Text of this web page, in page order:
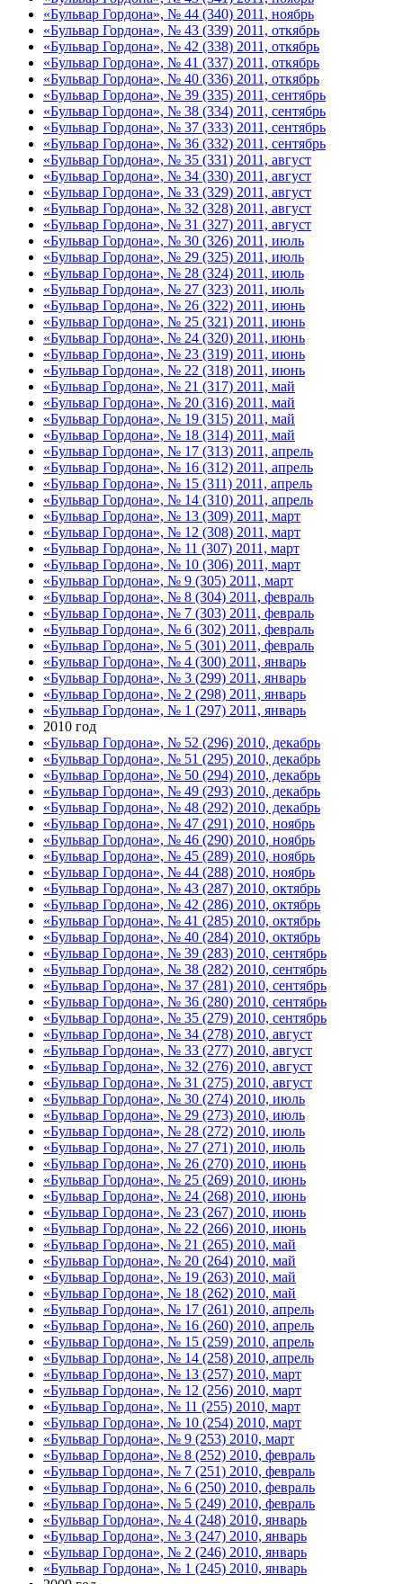
«Бульвар Гордона», № 44 (340) 2011, ноябрь
«Бульвар Гордона», № 43 (339) 2011, откябрь
«Бульвар Гордона», № 42 (338) 2011, откябрь
«Бульвар Гордона», № 41 (337) 2011, откябрь
«Бульвар Гордона», № 40 (336) 2011, откябрь
«Бульвар Гордона», № 39 (335) 2011, сентябрь
«Бульвар Гордона», № 38 (334) 2011, сентябрь
«Бульвар Гордона», № 37 (333) 2011, сентябрь
«Бульвар Гордона», № 36 (332) 2011, сентябрь
«Бульвар Гордона», № 35 (331) 2011, август
«Бульвар Гордона», № 34 (330) 2011, август
«Бульвар Гордона», № 33 (329) 2011, август
«Бульвар Гордона», № 32 (328) 2011, август
«Бульвар Гордона», № 31 (327) 2011, август
«Бульвар Гордона», № 30 (326) 2011, июль
«Бульвар Гордона», № 29 (325) 2011, июль
«Бульвар Гордона», № 28 (324) 2011, июль
«Бульвар Гордона», № 27 (323) 2011, июль
«Бульвар Гордона», № 26 (322) 2011, июнь
«Бульвар Гордона», № 25 (321) 2011, июнь
«Бульвар Гордона», № 24 (320) 2011, июнь
«Бульвар Гордона», № 23 (319) 2011, июнь
«Бульвар Гордона», № 22 (318) 2011, июнь
«Бульвар Гордона», № 21 (317) 2011, май
«Бульвар Гордона», № 20 (316) 2011, май
«Бульвар Гордона», № 19 (315) 2011, май
«Бульвар Гордона», № 18 (314) 2011, май
«Бульвар Гордона», № 17 (313) 2011, апрель
«Бульвар Гордона», № 16 (312) 2011, апрель
«Бульвар Гордона», № 15 (311) 2011, апрель
«Бульвар Гордона», № 14 (310) 2011, апрель
«Бульвар Гордона», № 13 (309) 2011, март
«Бульвар Гордона», № 12 (308) 2011, март
«Бульвар Гордона», № 11 (307) 2011, март
«Бульвар Гордона», № 10 (306) 2011, март
«Бульвар Гордона», № 9 (305) 2011, март
«Бульвар Гордона», № 8 (304) 2011, февраль
«Бульвар Гордона», № 7 (303) 2011, февраль
«Бульвар Гордона», № 6 (302) 2011, февраль
«Бульвар Гордона», № 5 (301) 2011, февраль
«Бульвар Гордона», № 4 (300) 2011, январь
«Бульвар Гордона», № 3 (299) 2011, январь
«Бульвар Гордона», № 2 (298) 2011, январь
«Бульвар Гордона», № 1 (297) 2011, январь
2010 год
«Бульвар Гордона», № 52 (296) 2010, декабрь
«Бульвар Гордона», № 51 (295) 2010, декабрь
«Бульвар Гордона», № 50 (294) 2010, декабрь
«Бульвар Гордона», № 49 (293) 2010, декабрь
«Бульвар Гордона», № 48 (292) 2010, декабрь
«Бульвар Гордона», № 47 (291) 2010, ноябрь
«Бульвар Гордона», № 46 (290) 2010, ноябрь
«Бульвар Гордона», № 45 (289) 2010, ноябрь
«Бульвар Гордона», № 44 (288) 2010, ноябрь
«Бульвар Гордона», № 43 (287) 2010, октябрь
«Бульвар Гордона», № 42 (286) 2010, октябрь
«Бульвар Гордона», № 41 (285) 2010, октябрь
«Бульвар Гордона», № 40 (284) 2010, октябрь
«Бульвар Гордона», № 39 (283) 2010, сентябрь
«Бульвар Гордона», № 38 (282) 2010, сентябрь
«Бульвар Гордона», № 37 (281) 2010, сентябрь
«Бульвар Гордона», № 36 (280) 2010, сентябрь
«Бульвар Гордона», № 35 (279) 2010, сентябрь
«Бульвар Гордона», № 34 (278) 2010, август
«Бульвар Гордона», № 33 (277) 2010, август
«Бульвар Гордона», № 32 (276) 2010, август
«Бульвар Гордона», № 31 (275) 2010, август
«Бульвар Гордона», № 30 (274) 2010, июль
«Бульвар Гордона», № 29 (273) 2010, июль
«Бульвар Гордона», № 28 (272) 2010, июль
«Бульвар Гордона», № 27 (271) 2010, июль
«Бульвар Гордона», № 26 (270) 2010, июнь
«Бульвар Гордона», № 25 (269) 2010, июнь
«Бульвар Гордона», № 24 (268) 2010, июнь
«Бульвар Гордона», № 23 (267) 2010, июнь
«Бульвар Гордона», № 22 (266) 2010, июнь
«Бульвар Гордона», № 21 (265) 2010, май
«Бульвар Гордона», № 20 (264) 2010, май
«Бульвар Гордона», № 19 (263) 2010, май
«Бульвар Гордона», № 18 (262) 2010, май
«Бульвар Гордона», № 17 (261) 2010, апрель
«Бульвар Гордона», № 16 (260) 2010, апрель
«Бульвар Гордона», № 15 (259) 2010, апрель
«Бульвар Гордона», № 14 (258) 2010, апрель
«Бульвар Гордона», № 13 (257) 2010, март
«Бульвар Гордона», № 12 (256) 2010, март
«Бульвар Гордона», № 11 (255) 2010, март
«Бульвар Гордона», № 10 (254) 2010, март
«Бульвар Гордона», № 9 (253) 2010, март
«Бульвар Гордона», № 8 (252) 2010, февраль
«Бульвар Гордона», № 7 (251) 2010, февраль
«Бульвар Гордона», № 6 (250) 2010, февраль
«Бульвар Гордона», № 5 (249) 2010, февраль
«Бульвар Гордона», № 4 (248) 2010, январь
«Бульвар Гордона», № 3 (247) 2010, январь
«Бульвар Гордона», № 2 (246) 2010, январь
«Бульвар Гордона», № 1 (245) 2010, январь